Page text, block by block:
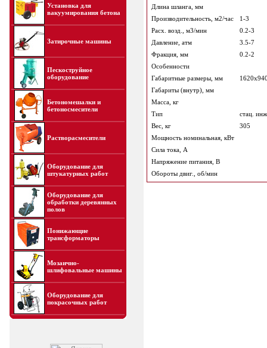
Установка для
вакуумирования бетона
Затирочные машины
Пескоструйное
оборудование
Бетономешалки и
бетоносмесители
Растворасмесители
Оборудование для
штукатурных работ
Оборудование для
обработки деревянных
полов
Понижающие
трансформаторы
Мозаично-
шлифовальные машины
Оборудование для
покрасочных работ
Длина шланга, мм
Производительность, м2/час
1-3
Расх. возд., м3/мин
0.2-3
Давление, атм
3.5-7
Фракция, мм
0.2-2
Особенности
Габаритные размеры, мм
Габариты (внутр), мм
Масса, кг
Тип
стац.
Вес, кг
305
Мощность номинальная, кВт
Сила тока, А
Напряжение питания, В
Обороты двиг., об/мин